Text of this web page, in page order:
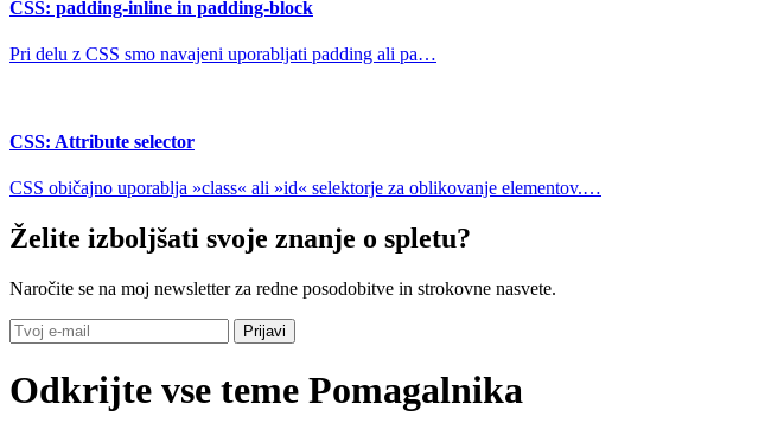
CSS: padding-inline in padding-block
Pri delu z CSS smo navajeni uporabljati padding ali pa…
CSS: Attribute selector
CSS običajno uporablja »class« ali »id« selektorje za oblikovanje elementov.…
Želite izboljšati svoje znanje o spletu?
Naročite se na moj newsletter za redne posodobitve in strokovne nasvete.
Odkrijte vse teme Pomagalnika